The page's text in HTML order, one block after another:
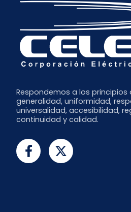
Respondemos a los
generalidad, uniformidad,
universalidad, accesibilidad,
continuidad y calidad.